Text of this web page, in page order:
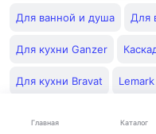
Главная Каталог
Для ванной и душа Для
Для кухни Ganzer
Для кухни Bravat